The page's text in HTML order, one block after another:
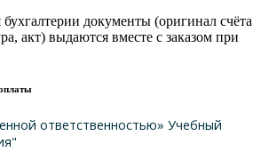
документы (оригинал счёта
акт) выдаются вместе с заказом при
ответственностью» Учебный